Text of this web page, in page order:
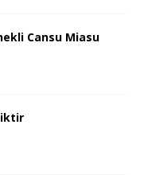
Cansu Miasu